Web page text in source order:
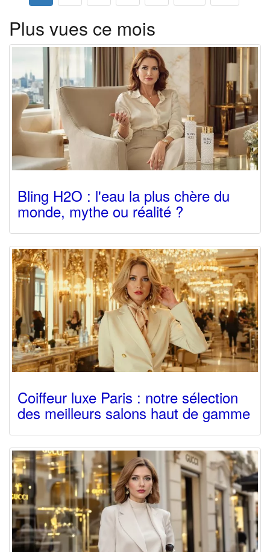
Plus vues ce mois
Bling H2O : l'eau la plus chère du
monde, mythe ou réalité ?
Coiffeur luxe Paris : notre sélection
des meilleurs salons haut de gamme